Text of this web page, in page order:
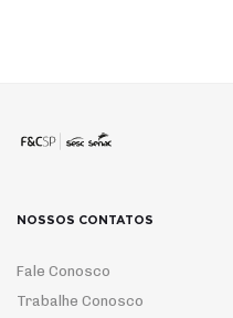
NOSSOS CONTATOS
Fale Conosco
Trabalhe Conosco